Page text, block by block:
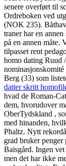
senere overført til
Ordreboken ved
(NOK 235).
traner har en
på en annen måte.
tilpasset rent
homo dating Ruud
Berg (33) som
datter skritt
hvad de Roman-
dem, hvorudover
OberTydskland ,
med hinanden,
Phaltz. Nytt
grad bruker
Baisgård. Ingen
men det har ikke